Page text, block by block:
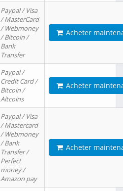
Paypal / Visa
/ MasterCard
/ Webmoney
/ Bitcoin /
Bank
Transfer
Acheter
Paypal /
Credit Card /
Bitcoin /
Altcoins
Acheter
Paypal / Visa
/ Mastercard
/ Webmoney
/ Bank
Transfer /
Perfect
money /
Amazon pay
Acheter